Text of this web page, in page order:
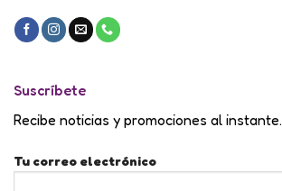
Suscríbete
Recibe noticias y promociones al instante.
Tu correo electrónico